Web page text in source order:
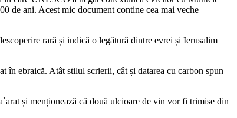
de ani. Acest mic document contine cea mai veche
rară și indică o legătură dintre evrei și Ierusalim
în ebraică. Atât stilul scrierii, cât și datarea cu carbon spun
și menționează că două ulcioare de vin vor fi trimise din